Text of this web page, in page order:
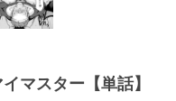
マスター【単話】